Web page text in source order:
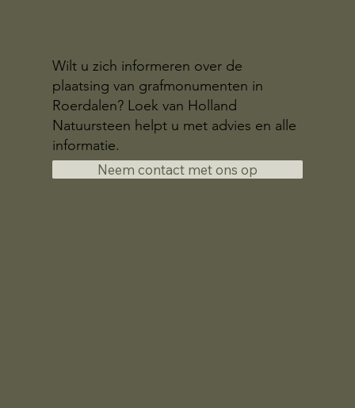
Wilt u zich informeren over de
plaatsing van grafmonumenten in
Roerdalen? Loek van Holland
Natuursteen helpt u met advies en alle
informatie.
Neem contact met ons op